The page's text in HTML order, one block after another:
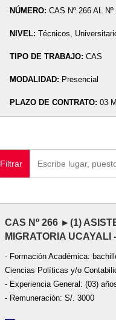
NÚMERO:CAS Nº 266 AL
NIVEL:Técnicos,
TIPO DE TRABAJO:CAS
MODALIDAD: Presencial
PLAZO DE CONTRATO:03
Filtrar
CAS Nº 266 ►(1)
MIGRATORIA UCAYALI
- Formación Académica:
Ciencias Políticas y/o
- Experiencia General: (03)
- Remuneración: S/. 3000